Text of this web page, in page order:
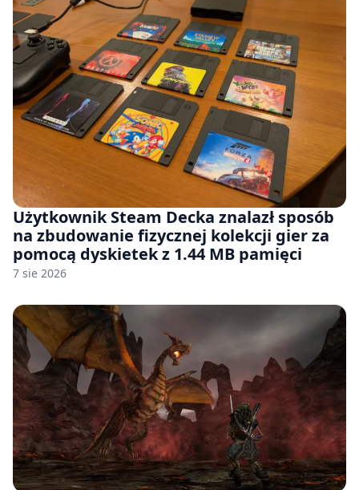
Użytkownik Steam Decka znalazł sposób
na zbudowanie fizycznej kolekcji gier za
pomocą dyskietek z 1.44 MB pamięci
7 sie 2026